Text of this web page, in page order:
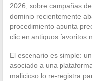
2026, sobre campañas
dominio recientemente
procedimiento apunta
clic en antiguos favoritos
El escenario es simple:
asociado a una
malicioso lo re-registra